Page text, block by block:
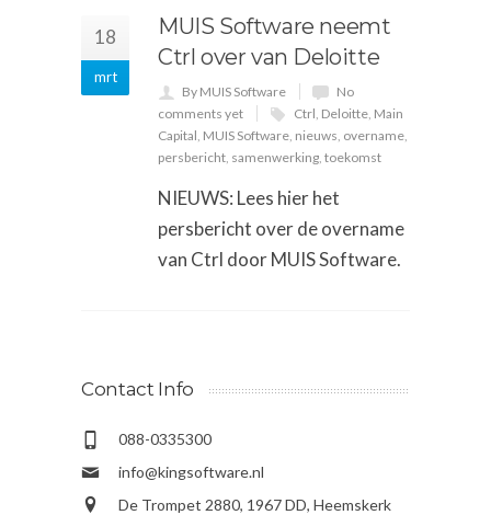
18
mrt
MUIS Software neemt
Ctrl over van Deloitte
By MUIS Software
No
comments yet
Ctrl, Deloitte, Main
Capital, MUIS Software, nieuws, overname,
persbericht, samenwerking, toekomst
NIEUWS: Lees hier het
persbericht over de overname
van Ctrl door MUIS Software.
Contact Info
088-0335300
info@kingsoftware.nl
De Trompet 2880, 1967 DD, Heemskerk